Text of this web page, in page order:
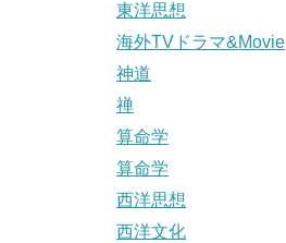
東洋思想
海外TVドラマ&Movie
神道
禅
算命学
算命学
西洋思想
西洋文化